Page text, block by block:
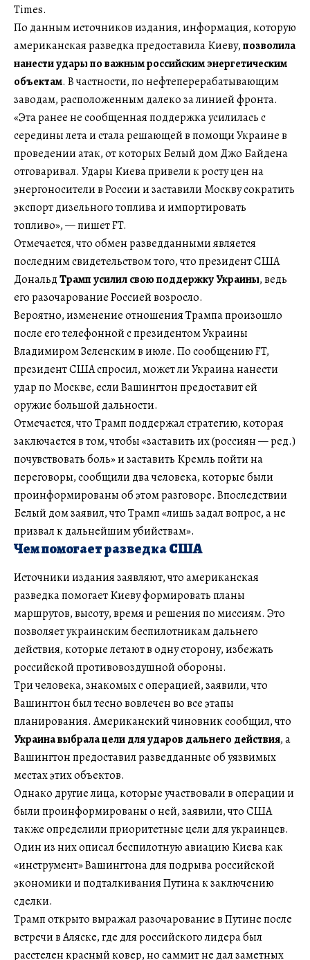
Times.
По данным источников издания, информация, которую
американская разведка предоставила Киеву,позволила
нанести удары по важным российским энергетическим
объектам. В частности, по нефтеперерабатывающим
заводам, расположенным далеко за линией фронта.
«Эта ранее не сообщенная поддержка усилилась с
середины лета и стала решающей в помощи Украине в
проведении атак, от которых Белый дом Джо Байдена
отговаривал. Удары Киева привели к росту цен на
энергоносители в России и заставили Москву сократить
экспорт дизельного топлива и импортировать
топливо», — пишет FT.
Отмечается, что обмен разведданными является
последним свидетельством того, что президент США
ДональдТрамп усилил свою поддержку Украины, ведь
его разочарование Россией возросло.
Вероятно, изменение отношения Трампа произошло
после его телефонной с президентом Украины
Владимиром Зеленским в июле. По сообщению FT,
президент США спросил, может ли Украина нанести
удар по Москве, если Вашингтон предоставит ей
оружие большой дальности.
Отмечается, что Трамп поддержал стратегию, которая
заключается в том, чтобы «заставить их (россиян — ред.)
почувствовать боль» и заставить Кремль пойти на
переговоры, сообщили два человека, которые были
проинформированы об этом разговоре. Впоследствии
Белый дом заявил, что Трамп «лишь задал вопрос, а не
призвал к дальнейшим убийствам».
Чем помогает разведка США
Источники издания заявляют, что американская
разведка помогает Киеву формировать планы
маршрутов, высоту, время и решения по миссиям. Это
позволяет украинским беспилотникам дальнего
действия, которые летают в одну сторону, избежать
российской противовоздушной обороны.
Три человека, знакомых с операцией, заявили, что
Вашингтон был тесно вовлечен во все этапы
планирования. Американский чиновник сообщил, что
Украина выбрала цели для ударов дальнего действия, а
Вашингтон предоставил разведданные об уязвимых
местах этих объектов.
Однако другие лица, которые участвовали в операции и
были проинформированы о ней, заявили, что США
также определили приоритетные цели для украинцев.
Один из них описал беспилотную авиацию Киева как
«инструмент» Вашингтона для подрыва российской
экономики и подталкивания Путина к заключению
сделки.
Трамп открыто выражал разочарование в Путине после
встречи в Аляске, где для российского лидера был
расстелен красный ковер, но саммит не дал заметных